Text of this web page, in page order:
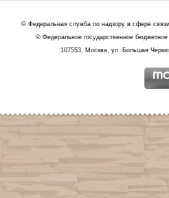
© Федеральная служба по надзору в сфере
© Федеральное государственное
107553, Москва, ул. Большая